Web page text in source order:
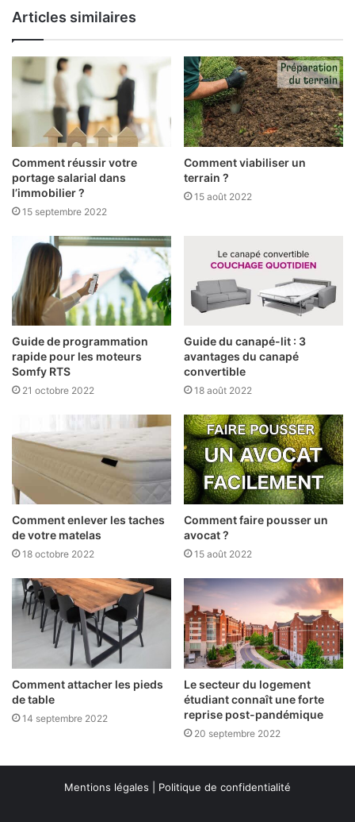
Articles similaires
Comment réussir votre
portage salarial dans
l’immobilier ?
15 septembre 2022
Comment viabiliser un
terrain ?
15 août 2022
Guide de programmation
rapide pour les moteurs
Somfy RTS
21 octobre 2022
Guide du canapé-lit : 3
avantages du canapé
convertible
18 août 2022
Comment enlever les taches
de votre matelas
18 octobre 2022
Comment faire pousser un
avocat ?
15 août 2022
Comment attacher les pieds
de table
14 septembre 2022
Le secteur du logement
étudiant connaît une forte
reprise post-pandémique
20 septembre 2022
Mentions légales Politique de confidentialité